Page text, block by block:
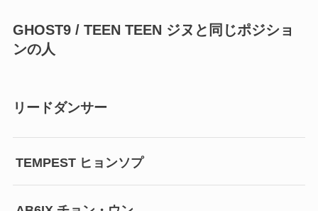
GHOST9 / TEEN TEEN ジヌと同じポジショ
ンの人
リードダンサー
TEMPEST ヒョンソプ